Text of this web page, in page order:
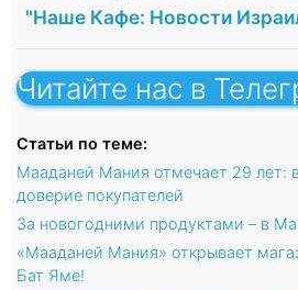
"Наше Кафе: Новости
Читайте нас в
Статьи по теме:
Мааданей Мания отмечает 29 лет:
доверие покупателей
За новогодними продуктами – в
«Мааданей Мания» открывает
Бат Яме!